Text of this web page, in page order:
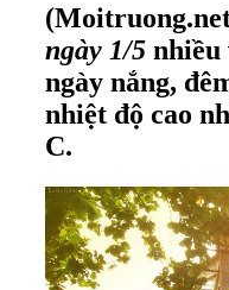
ngày 1/5 nhiều
ngày nắng,
nhiệt độ cao
C.